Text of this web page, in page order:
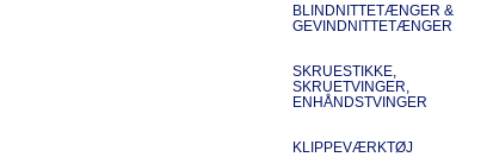
BLINDNITTETÆNGER &
GEVINDNITTETÆNGER
SKRUESTIKKE,
SKRUETVINGER,
ENHÅNDSTVINGER
KLIPPEVÆRKTØJ